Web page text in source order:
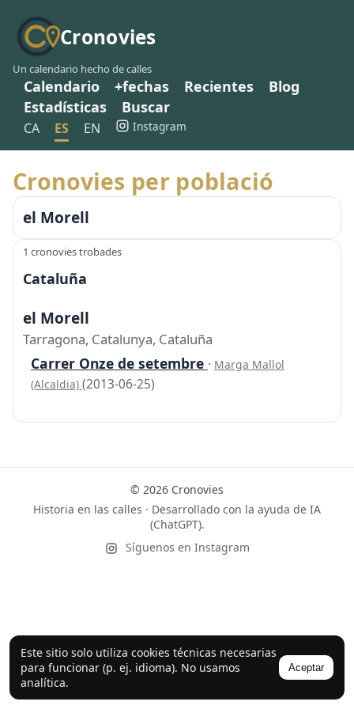
Cronovies
Un calendario hecho de calles
Calendario +fechas Recientes
Blog
Estadísticas
Buscar
CA ES EN Instagram
Este sitio solo utiliza cookies técnicas necesarias
para funcionar (p. ej. idioma). No usamos
analítica.
Aceptar
Cronovies per població
el Morell
1 cronovies trobades
Cataluña
el Morell
Tarragona, Catalunya, Cataluña
Carrer Onze de setembre · Marga Mallol
(Alcaldia) (2013-06-25)
© 2026 Cronovies
Historia en las calles · Desarrollado con la ayuda de IA
(ChatGPT).
Síguenos en Instagram